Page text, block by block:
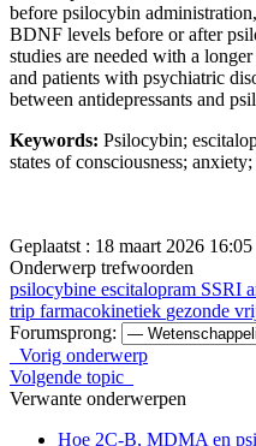
before psilocybin
BDNF levels before or after
studies are needed with a
and patients with psychiatric
between antidepressants and
Keywords: Psilocybin;
states of consciousness;
Geplaatst : 18 maart 2026 16:05
Onderwerp trefwoorden
psilocybine escitalopram SSRI
trip farmacokinetiek gezonde
Forumsprong:
Vorig onderwerp
Volgende topic
Verwante onderwerpen
Hoe 2C‑B, MDMA en